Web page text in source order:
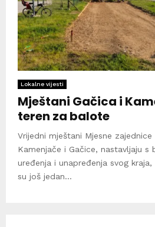
Lokalne vijesti
Mještani Gačica i
teren za balote
Vrijedni mještani Mjesne zajednice
Kamenjače i Gačice, nastavljaju s
uređenja i unapređenja svog
su još jedan...